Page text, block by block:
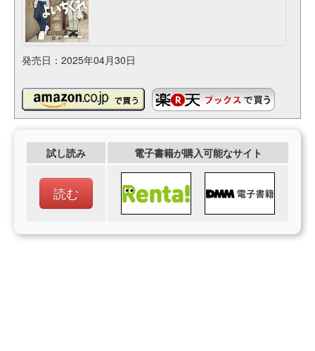
発売日：2025年04月30日
試し読み 電子書籍が購入可能なサイト
読む